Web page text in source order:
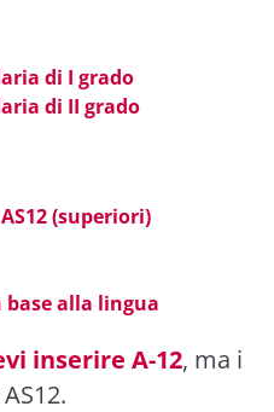
di I grado
di II grado
(superiori)
alla lingua
inserire A-12, ma i